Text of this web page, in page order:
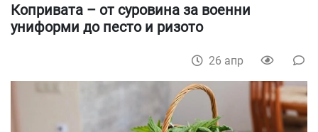
Копривата – от суровина за военни
униформи до песто и ризото
26 апр